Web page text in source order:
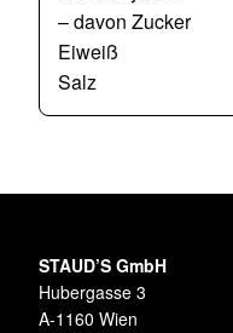
– davon Zucker
Eiweiß
Salz
STAUD’S GmbH
Hubergasse 3
A-1160 Wien